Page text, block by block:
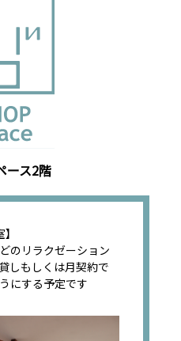
ース2階
のリラクゼーション
しもしくは月契約で
にする予定です